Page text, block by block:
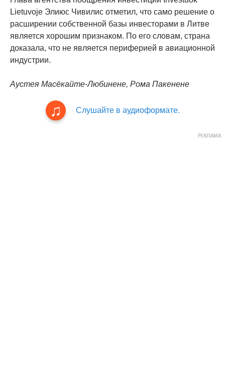
Lietuvoje Элиюс Чивилис отметил, что само решение о
расширении собственной базы инвесторами в Литве
является хорошим признаком. По его словам, страна
доказала, что не является периферией в авиационной
индустрии.
Аустея Масёкайте-Любинене, Рома Пакенене
Слушайте в аудиоформате.